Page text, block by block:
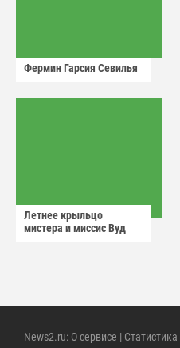
Фермин Гарсия Севилья
Летнее крыльцо
мистера и миссис Вуд
News2.ru: О сервисе | Статистика